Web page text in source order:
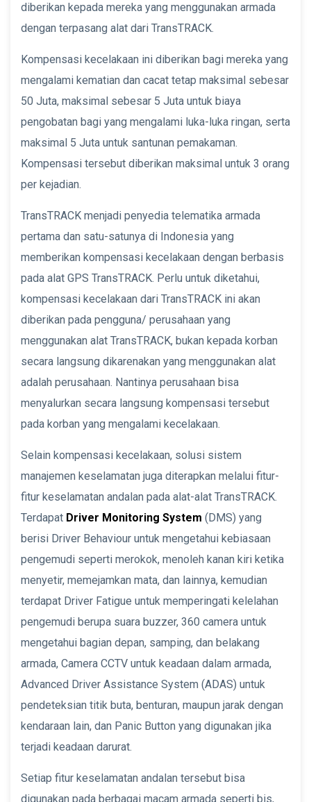
diberikan kepada mereka yang menggunakan armada
dengan terpasang alat dari TransTRACK.
Kompensasi kecelakaan ini diberikan bagi mereka yang
mengalami kematian dan cacat tetap maksimal sebesar
50 Juta, maksimal sebesar 5 Juta untuk biaya
pengobatan bagi yang mengalami luka-luka ringan, serta
maksimal 5 Juta untuk santunan pemakaman.
Kompensasi tersebut diberikan maksimal untuk 3 orang
per kejadian.
TransTRACK menjadi penyedia telematika armada
pertama dan satu-satunya di Indonesia yang
memberikan kompensasi kecelakaan dengan berbasis
pada alat GPS TransTRACK. Perlu untuk diketahui,
kompensasi kecelakaan dari TransTRACK ini akan
diberikan pada pengguna/ perusahaan yang
menggunakan alat TransTRACK, bukan kepada korban
secara langsung dikarenakan yang menggunakan alat
adalah perusahaan. Nantinya perusahaan bisa
menyalurkan secara langsung kompensasi tersebut
pada korban yang mengalami kecelakaan.
Selain kompensasi kecelakaan, solusi sistem
manajemen keselamatan juga diterapkan melalui fitur-
fitur keselamatan andalan pada alat-alat TransTRACK.
Terdapat Driver Monitoring System (DMS) yang
berisi Driver Behaviour untuk mengetahui kebiasaan
pengemudi seperti merokok, menoleh kanan kiri ketika
menyetir, memejamkan mata, dan lainnya, kemudian
terdapat Driver Fatigue untuk memperingati kelelahan
pengemudi berupa suara buzzer, 360 camera untuk
mengetahui bagian depan, samping, dan belakang
armada, Camera CCTV untuk keadaan dalam armada,
Advanced Driver Assistance System (ADAS) untuk
pendeteksian titik buta, benturan, maupun jarak dengan
kendaraan lain, dan Panic Button yang digunakan jika
terjadi keadaan darurat.
Setiap fitur keselamatan andalan tersebut bisa
digunakan pada berbagai macam armada seperti bis,